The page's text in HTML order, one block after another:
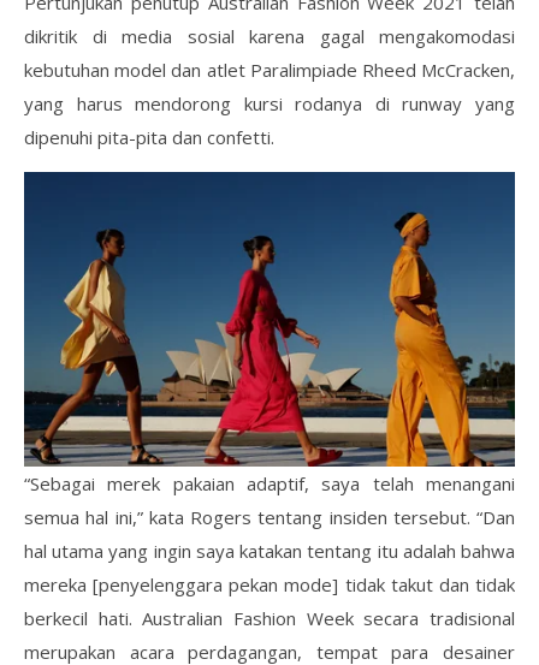
dikritik di media sosial karena gagal mengakomodasi
kebutuhan model dan atlet Paralimpiade Rheed McCracken,
yang harus mendorong kursi rodanya di runway yang
dipenuhi pita-pita dan confetti.
“Sebagai merek pakaian adaptif, saya telah menangani
semua hal ini,” kata Rogers tentang insiden tersebut. “Dan
hal utama yang ingin saya katakan tentang itu adalah bahwa
mereka [penyelenggara pekan mode] tidak takut dan tidak
berkecil hati. Australian Fashion Week secara tradisional
merupakan acara perdagangan, tempat para desainer